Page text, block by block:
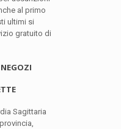
al primo
ultimi si
gratuito di
Sagittaria